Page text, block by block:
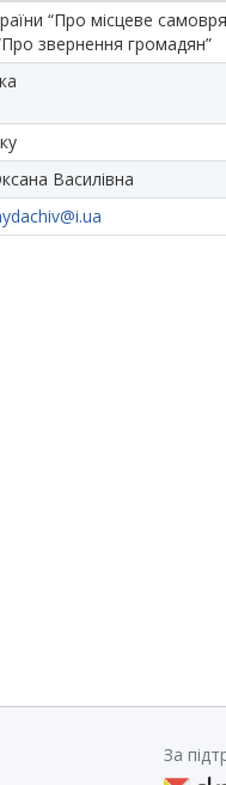
“Про місцеве
звернення громадян”
Василівна
За